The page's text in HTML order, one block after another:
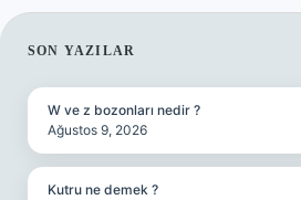
SIDEBAR
SON YAZILAR
W ve z bozonları nedir ?
Ağustos 9, 2026
Kutru ne demek ?